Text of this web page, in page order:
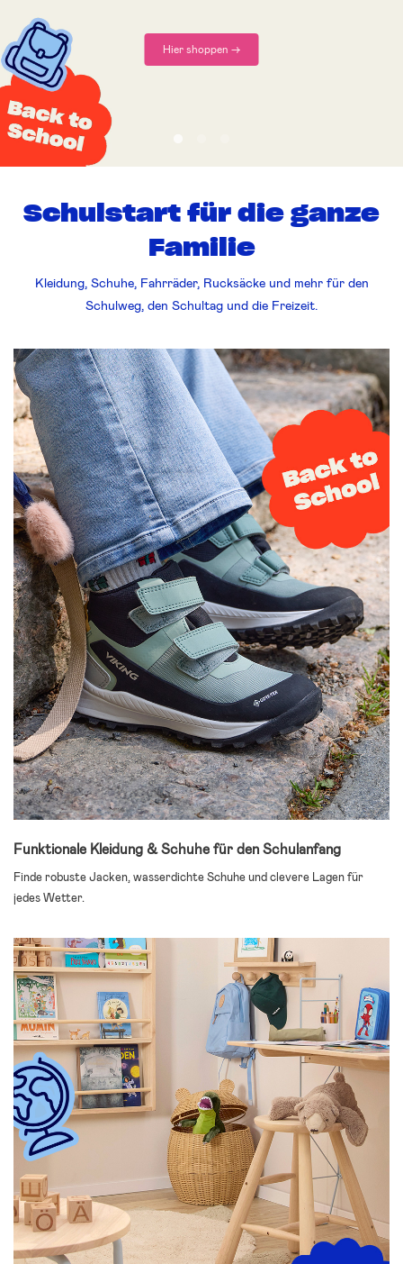
Hier entdecken
Schulstart für die ganze
Familie
Kleidung, Schuhe, Fahrräder, Rucksäcke und mehr für den
Schulweg, den Schultag und die Freizeit.
Funktionale Kleidung & Schuhe für den Schulanfang
Finde robuste Jacken, wasserdichte Schuhe und clevere Lagen für
jedes Wetter.